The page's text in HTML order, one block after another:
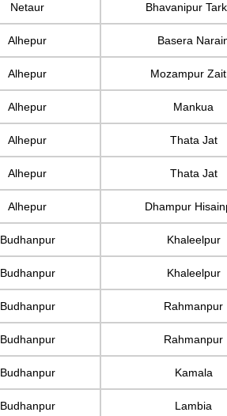
Netaur Bhavanipur
Alhepur Basera
Alhepur Mozampur
Alhepur Mankua
Alhepur Thata Jat
Alhepur Thata Jat
Alhepur Dhampur
Budhanpur Khaleelpur
Budhanpur Khaleelpur
Budhanpur Rahmanpur
Budhanpur Rahmanpur
Budhanpur Kamala
Budhanpur Lambia